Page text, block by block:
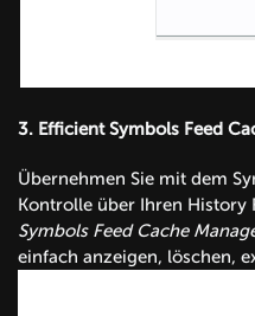
3. Efficient Symbols Feed
Übernehmen Sie mit dem
Kontrolle über Ihren History
Symbols Feed Cache
einfach anzeigen, löschen,